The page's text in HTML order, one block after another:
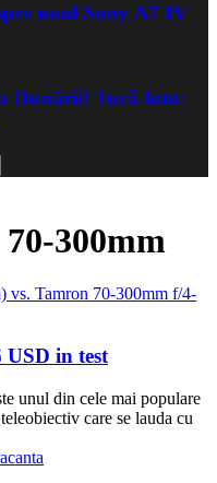
noul Sony A7 IV
Dunării! Tură foto:
300mm
USD in test
unul din cele mai populare
care se lauda cu